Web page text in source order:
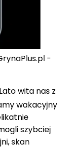
-
wita nas z
wakacyjny
szybciej
skan